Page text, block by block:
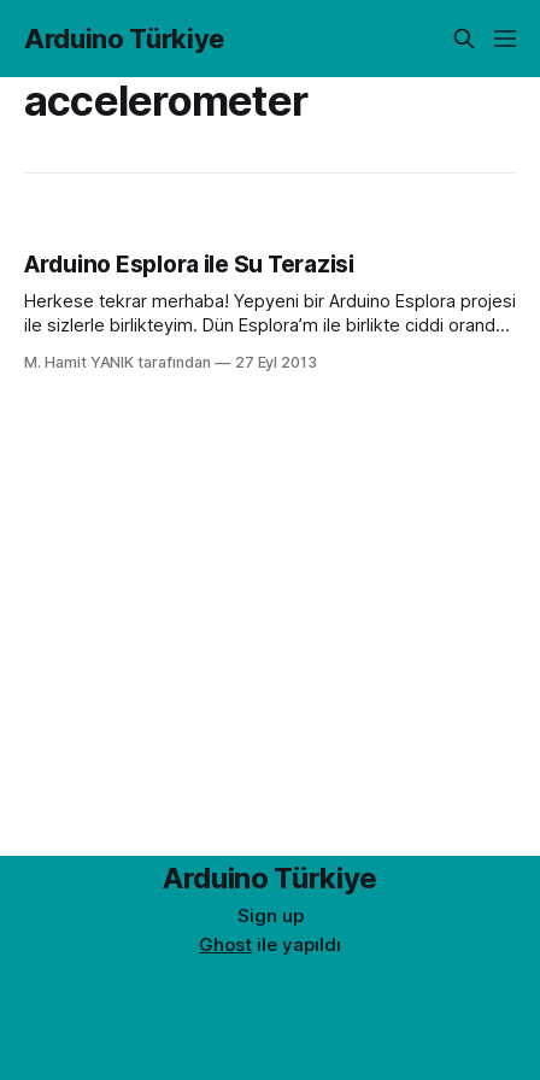
Arduino Türkiye
accelerometer
Arduino Esplora ile Su Terazisi
Herkese tekrar merhaba! Yepyeni bir Arduino Esplora projesi
ile sizlerle birlikteyim. Dün Esplora’m ile birlikte ciddi oranda
yordu beni ama sonucu güzel oldu sanki? Bu sefer
M. Hamit YANIK tarafından 27 Eyl 2013
Arduino Türkiye
Sign up
Ghost ile yapıldı